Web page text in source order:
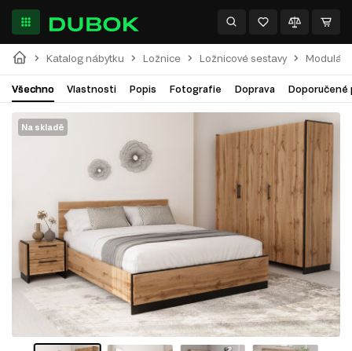
Katalog nábytku Ložnice Ložnicové sestavy
Všechno Vlastnosti Popis Fotografie Doprava Doporučené
Na skladě